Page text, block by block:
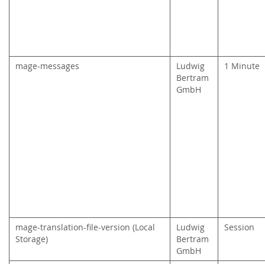
mage-messages
Ludwig
Bertram
GmbH
1 Minute
mage-translation-file-version (Local
Storage)
Ludwig
Bertram
GmbH
Session